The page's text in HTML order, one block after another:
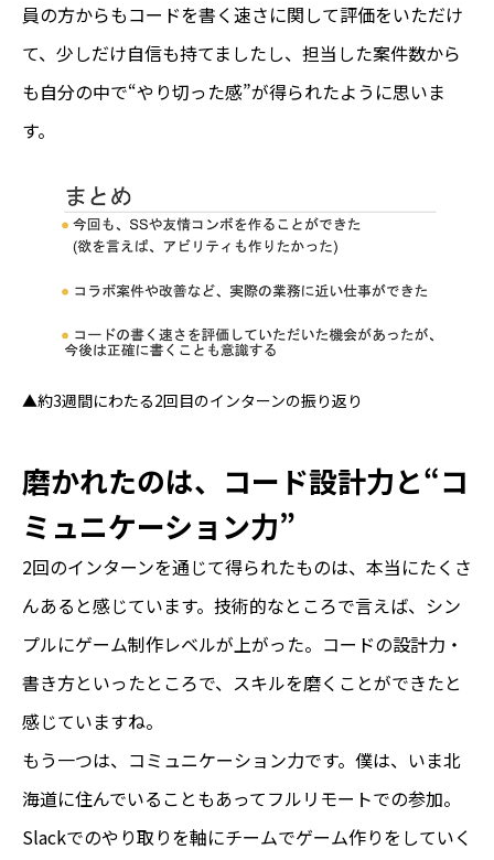
員の方からもコードを書く速さに関して評価をいただけ
て、少しだけ自信も持てましたし、担当した案件数から
も自分の中で“やり切った感”が得られたように思いま
す。
▲約3週間にわたる2回目のインターンの振り返り
磨かれたのは、コード設計力と“コ
ミュニケーション力”
2回のインターンを通じて得られたものは、本当にたくさ
んあると感じています。技術的なところで言えば、シン
プルにゲーム制作レベルが上がった。コードの設計力・
書き方といったところで、スキルを磨くことができたと
感じていますね。
もう一つは、コミュニケーション力です。僕は、いま北
海道に住んでいることもあってフルリモートでの参加。
Slackでのやり取りを軸にチームでゲーム作りをしていく